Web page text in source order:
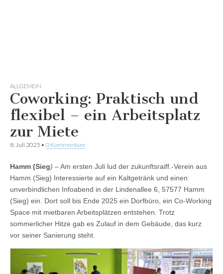
ALLGEMEIN
Coworking: Praktisch und
flexibel – ein Arbeitsplatz
zur Miete
8. Juli 2025 • 0 Kommentare
Hamm (Sieg) – Am ersten Juli lud der zukunftsraiff.-Verein aus
Hamm (Sieg) Interessierte auf ein Kaltgetränk und einen
unverbindlichen Infoabend in der Lindenallee 6, 57577 Hamm
(Sieg) ein. Dort soll bis Ende 2025 ein Dorfbüro, ein Co-Working
Space mit mietbaren Arbeitsplätzen entstehen. Trotz
sommerlicher Hitze gab es Zulauf in dem Gebäude, das kurz
vor seiner Sanierung steht.